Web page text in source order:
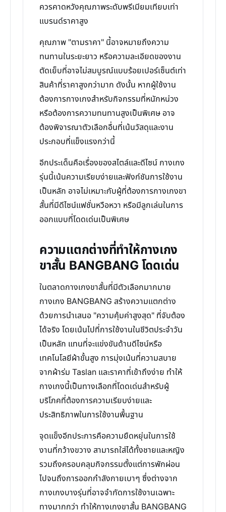
ควรคาดหวังคุณภาพระดับพรีเมียมเทียบเท่า
แบรนด์ราคาสูง
คุณภาพ "ตามราคา" นี้อาจหมายถึงความ
ทนทานในระยะยาว หรือความละเอียดของงาน
ตัดเย็บที่อาจไม่สมบูรณ์แบบร้อยเปอร์เซ็นต์เท่า
สินค้าที่ราคาสูงกว่ามาก ดังนั้น หากผู้ใช้งาน
ต้องการกางเกงสำหรับกิจกรรมที่หนักหน่วง
หรือต้องการความทนทานสูงเป็นพิเศษ อาจ
ต้องพิจารณาตัวเลือกอื่นที่เน้นวัสดุและงาน
ประกอบที่แข็งแรงกว่านี้
อีกประเด็นคือเรื่องของสไตล์และดีไซน์ กางเกง
รุ่นนี้เน้นความเรียบง่ายและฟังก์ชันการใช้งาน
เป็นหลัก อาจไม่เหมาะกับผู้ที่ต้องการกางเกงขา
สั้นที่มีดีไซน์แฟชั่นหวือหวา หรือมีลูกเล่นในการ
ออกแบบที่โดดเด่นเป็นพิเศษ
ความแตกต่างที่ทำให้กางเกง
ขาสั้น BANGBANG โดดเด่น
ในตลาดกางเกงขาสั้นที่มีตัวเลือกมากมาย
กางเกง BANGBANG สร้างความแตกต่าง
ด้วยการนำเสนอ "ความคุ้มค่าสูงสุด" ที่จับต้อง
ได้จริง โดยเน้นไปที่การใช้งานในชีวิตประจำวัน
เป็นหลัก แทนที่จะแข่งขันด้านดีไซน์หรือ
เทคโนโลยีผ้าขั้นสูง การมุ่งเน้นที่ความสบาย
จากผ้าร่ม Taslan และราคาที่เข้าถึงง่าย ทำให้
กางเกงนี้เป็นทางเลือกที่โดดเด่นสำหรับผู้
บริโภคที่ต้องการความเรียบง่ายและ
ประสิทธิภาพในการใช้งานพื้นฐาน
จุดแข็งอีกประการคือความยืดหยุ่นในการใช้
งานที่กว้างขวาง สามารถใส่ได้ทั้งชายและหญิง
รวมถึงครอบคลุมกิจกรรมตั้งแต่การพักผ่อน
ไปจนถึงการออกกำลังกายเบาๆ ซึ่งต่างจาก
กางเกงบางรุ่นที่อาจจำกัดการใช้งานเฉพาะ
ทางมากกว่า ทำให้กางเกงขาสั้น BANGBANG